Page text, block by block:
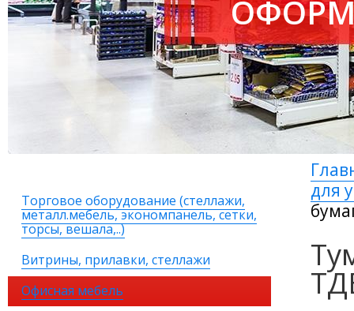
Торговое оборудование (стеллажи,
металл.мебель, экономпанель, сетки,
торсы, вешала,..)
Витрины, прилавки, стеллажи
Офисная мебель
для